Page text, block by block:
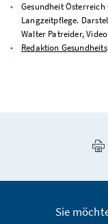
Gesundheit
Langzeitpflege.
Walter Patreider,
Redaktion
Sie